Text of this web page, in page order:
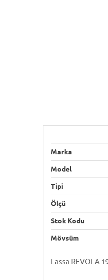
Marka
Model
Tipi
Ölçü
Stok Kodu
Mövsüm
Lassa REVOLA